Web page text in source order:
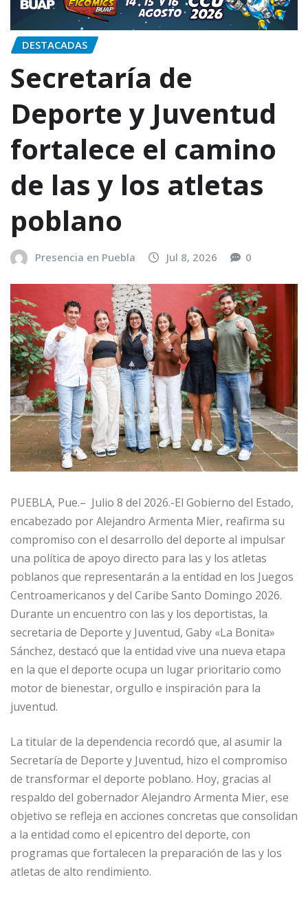
DESTACADAS
Secretaría de
Deporte y Juventud
fortalece el camino
de las y los atletas
poblano
Presencia en Puebla Jul 8, 2026 0
PUEBLA, Pue.– Julio 8 del 2026.-El Gobierno del Estado,
encabezado por Alejandro Armenta Mier, reafirma su
compromiso con el desarrollo del deporte al impulsar
una política de apoyo directo para las y los atletas
poblanos que representarán a la entidad en los Juegos
Centroamericanos y del Caribe Santo Domingo 2026.
Durante un encuentro con las y los deportistas, la
secretaria de Deporte y Juventud, Gaby «La Bonita»
Sánchez, destacó que la entidad vive una nueva etapa
en la que el deporte ocupa un lugar prioritario como
motor de bienestar, orgullo e inspiración para la
juventud.
La titular de la dependencia recordó que, al asumir la
Secretaría de Deporte y Juventud, hizo el compromiso
de transformar el deporte poblano. Hoy, gracias al
respaldo del gobernador Alejandro Armenta Mier, ese
objetivo se refleja en acciones concretas que consolidan
a la entidad como el epicentro del deporte, con
programas que fortalecen la preparación de las y los
atletas de alto rendimiento.